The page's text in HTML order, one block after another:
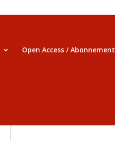
Open Access / Abonnement